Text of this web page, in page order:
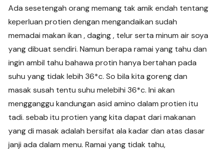
Ada sesetengah orang memang tak amik endah tentang
keperluan protien dengan mengandaikan sudah
memadai makan ikan , daging , telur serta minum air soya
yang dibuat sendiri. Namun berapa ramai yang tahu dan
ingin ambil tahu bahawa protin hanya bertahan pada
suhu yang tidak lebih 36*c. So bila kita goreng dan
masak susah tentu suhu melebihi 36*c. Ini akan
mengganggu kandungan asid amino dalam protien itu
tadi. sebab itu protien yang kita dapat dari makanan
yang di masak adalah bersifat ala kadar dan atas dasar
janji ada dalam menu. Ramai yang tidak tahu,